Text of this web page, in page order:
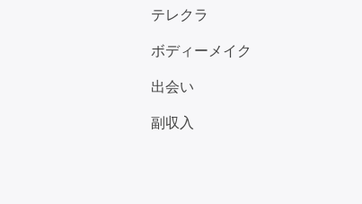
テレクラ
ボディーメイク
出会い
副収入